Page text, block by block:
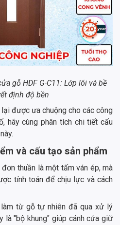
gỗ HDF G-C11: Lớp lõi và bề
định độ bền
được ưa chuộng cho các công
hãy cùng phân tích chi tiết cấu
và cấu tạo sản phẩm
đơn thuần là một tấm ván ép, mà
tính toán để chịu lực và cách
từ gỗ tự nhiên đã qua xử lý
là "bộ khung" giúp cánh cửa giữ